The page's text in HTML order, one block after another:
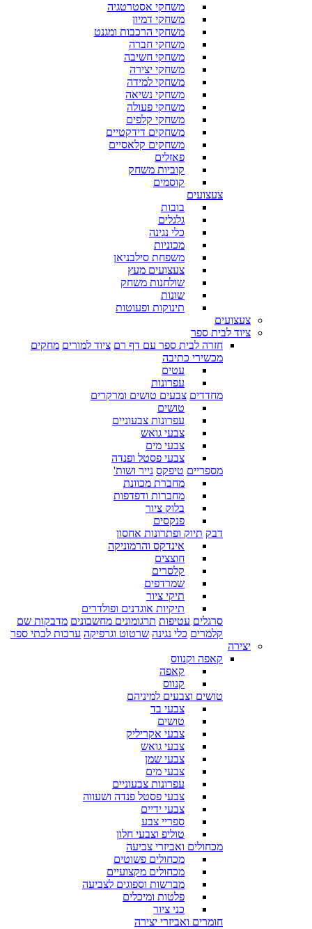
משחקי אסטרטגיה
משחקי דמיון
משחקי הרכבות ומגנט
משחקי חברה
משחקי חשיבה
משחקי יצירה
משחקי למידה
משחקי נשיאה
משחקי פעולה
משחקי קלפים
משחקים דידקטיים
משחקים קלאסיים
פאזלים
קוביות משחק
קוסמים
צעצועים
בובות
גלגלים
כלי נגינה
מכוניות
משפחת סילבניאן
צעצועים מעץ
שולחנות משחק
שונות
תינוקות ופעוטות
צעצועים
ציוד לבית ספר
חזרה לבית ספר עם דף רם ציוד למורים מחקים
מכשירי כתיבה
עטים
עפרונות
מחדדים צבעים טושים ומרקרים
טושים
עפרונות צבעוניים
צבעי גואש
צבעי מים
צבעי פסטל ופנדה
מספריים טיפקס נייר ושות'
מחברת מכוונת
מחברות ודפדפות
בלוק ציור
פנקסים
דבק תיוק ופתרונות אחסון
אינדקס והרמוניקה
חוצצים
קלסרים
שמרדפים
תיקי ציור
תיקיות אוגדנים ופולדרים
סרגלים עטיפות תרגומונים מחשבונים מדבקות שם
קלמרים כלי נגינה שרטוט וגרפיקה ערכות לבתי ספר
יצירה
קאפה וקנווס
קאפה
קנווס
טושים וצבעים למיניהם
צבעי בד
טושים
צבעי אקריליק
צבעי גואש
צבעי שמן
צבעי מים
עפרונות צבעוניים
צבעי פסטל פנדה ושעווה
צבעי ידיים
ספריי צבע
טוליפ וצבעי חלון
מכחולים ואביזרי צביעה
מכחולים פשוטים
מכחולים מקצועיים
מברשות וספוגים לצביעה
פלטות ומיכלים
כני ציור
חומרים ואביזרי יצירה